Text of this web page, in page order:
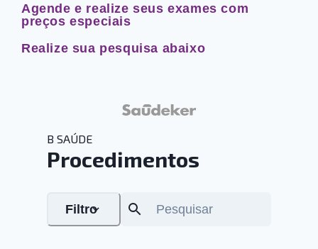
Agende e realize seus exames com
preços especiais
Realize sua pesquisa abaixo